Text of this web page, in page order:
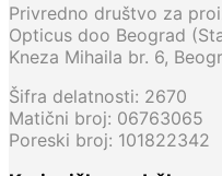
Privredno društvo za
Opticus doo Beograd
Kneza Mihaila br. 6,
Šifra delatnosti: 2670
Matični broj: 06763065
Poreski broj: 101822342